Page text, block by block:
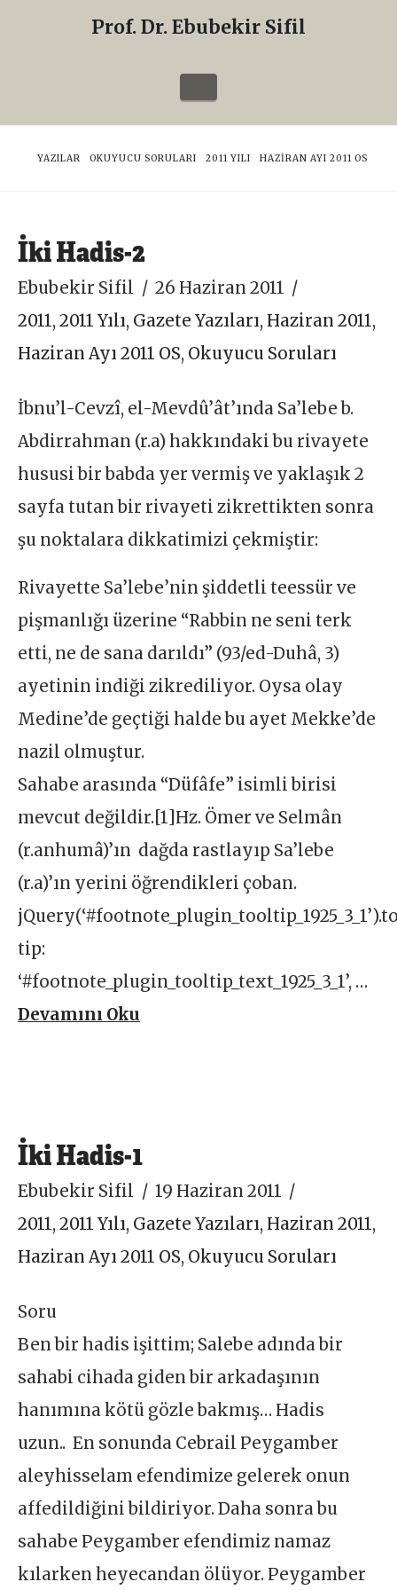
Sifil
Prof. Dr. Ebubekir Sifil
Navigation
HOME
YAZILAR OKUYUCU SORULARI 2011 YILI HAZIRAN AYI 2011 OS
İki Hadis-2
Ebubekir Sifil
26 Haziran 2011
2011,2011 Yılı, Gazete Yazıları, Haziran 2011,
Haziran Ayı 2011 OS, Okuyucu Soruları
İbnu’l-Cevzî, el-Mevdû’ât’ında Sa’lebe b.
Abdirrahman (r.a) hakkındaki bu rivayete
hususi bir babda yer vermiş ve yaklaşık 2
sayfa tutan bir rivayeti zikrettikten sonra
şu noktalara dikkatimizi çekmiştir:
Rivayette Sa’lebe’nin şiddetli teessür ve
pişmanlığı üzerine “Rabbin ne seni terk
etti, ne de sana darıldı” (93/ed-Duhâ, 3)
ayetinin indiği zikrediliyor. Oysa olay
Medine’de geçtiği halde bu ayet Mekke’de
nazil olmuştur.
Sahabe arasında “Düfâfe” isimli birisi
mevcut değildir.[1]Hz. Ömer ve Selmân
(r.anhumâ)’ın dağda rastlayıp Sa’lebe
(r.a)’ın yerini öğrendikleri çoban.
tip:
‘#footnote_plugin_tooltip_text_1925_3_1’, …
Devamını Oku
İki Hadis-1
Ebubekir Sifil
19 Haziran 2011
2011,2011 Yılı, Gazete Yazıları, Haziran 2011,
Haziran Ayı 2011 OS, Okuyucu Soruları
Soru
Ben bir hadis işittim; Salebe adında bir
sahabi cihada giden bir arkadaşının
hanımına kötü gözle bakmış… Hadis
uzun.. En sonunda Cebrail Peygamber
aleyhisselam efendimize gelerek onun
affedildiğini bildiriyor. Daha sonra bu
sahabe Peygamber efendimiz namaz
kılarken heyecandan ölüyor. Peygamber